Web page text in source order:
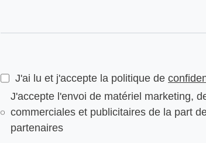
J'ai lu et j'accepte la politique de
J'accepte l'envoi de matériel marketing,
commerciales et publicitaires de la part
partenaires